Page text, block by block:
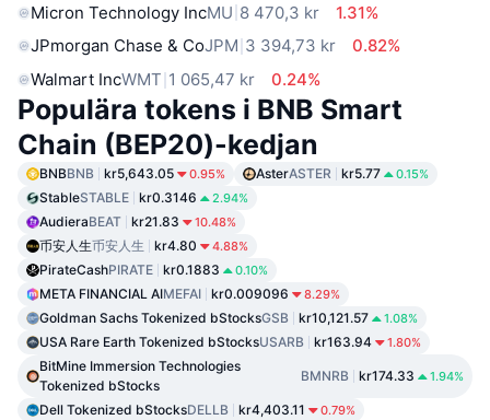
Micron Technology IncMU 8 470,3 kr
1.31%
JPmorgan Chase & CoJPM 3 394,73 kr
0.82%
Walmart IncWMT 1 065,47 kr 0.24%
Populära tokens i BNB Smart
Chain (BEP20)-kedjan
BNBBNB kr5,643.05 0.95% AsterASTER kr5.77 0.15%
StableSTABLE kr0.3146 2.94%
AudieraBEAT kr21.83 10.48%
币安人生币安人生 kr4.80 4.88%
PirateCashPIRATE kr0.1883 0.10%
META FINANCIAL AIMEFAI kr0.009096 8.29%
Goldman Sachs Tokenized bStocksGSB kr10,121.57 1.08%
USA Rare Earth Tokenized bStocksUSARB kr163.94 1.80%
BitMine Immersion Technologies
Tokenized bStocks
BMNRB kr174.33 1.94%
Dell Tokenized bStocksDELLB kr4,403.11 0.79%